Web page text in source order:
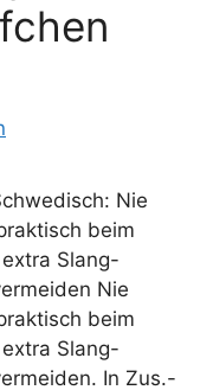
Nie
beim
Slang-
Nie
beim
Slang-
In Zus.-